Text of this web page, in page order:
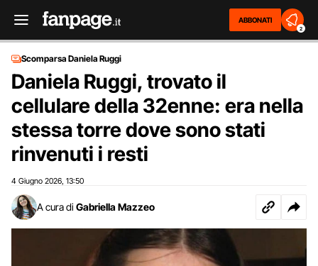
ABBONATI
2
Scomparsa Daniela Ruggi
Daniela Ruggi, trovato il
cellulare della 32enne: era nella
stessa torre dove sono stati
rinvenuti i resti
4 Giugno 2026 13:50
A cura di Gabriella Mazzeo